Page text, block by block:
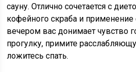
сауну. Отлично сочетается с
кофейного скраба и
вечером вас донимает чувство
прогулку, примите
ложитесь спать.